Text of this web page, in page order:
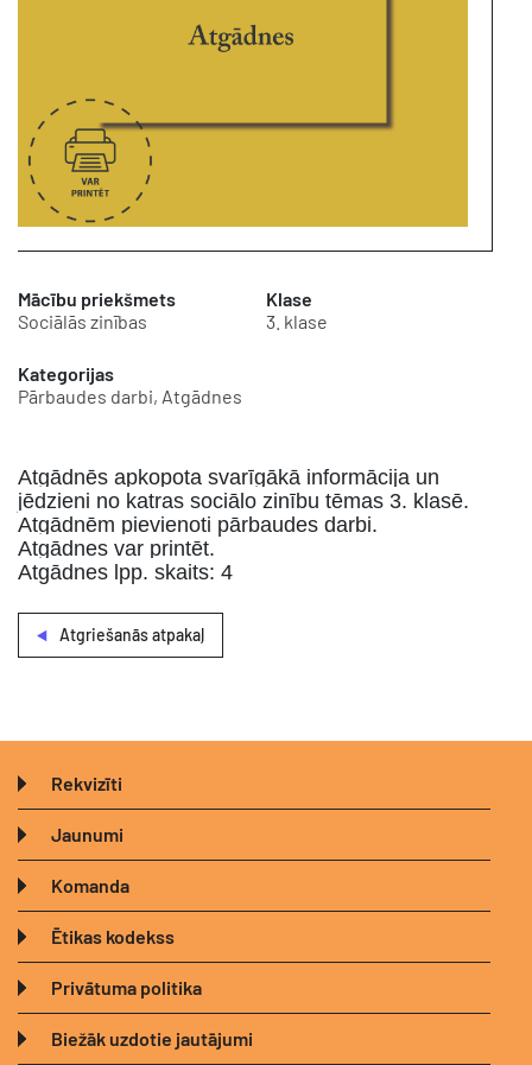
Mācību priekšmets
Sociālās zinības
Klase
3. klase
Kategorijas
Pārbaudes darbi, Atgādnes
Atgādnēs apkopota svarīgākā informācija un
jēdzieni no katras sociālo zinību tēmas 3. klasē.
Atgādnēm pievienoti pārbaudes darbi.
Atgādnes var printēt.
Atgādnes lpp. skaits: 4
Atgriešanās atpakaļ
Rekvizīti
Jaunumi
Komanda
Ētikas kodekss
Privātuma politika
Biežāk uzdotie jautājumi